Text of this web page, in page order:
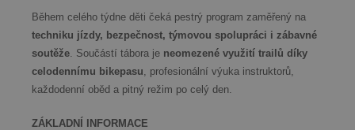
Během celého týdne děti čeká pestrý program zaměřený na
techniku jízdy, bezpečnost, týmovou spolupráci i zábavné
soutěže. Součástí tábora je neomezené využití trailů díky
celodennímu bikepasu, profesionální výuka instruktorů,
každodenní oběd a pitný režim po celý den.
ZÁKLADNÍ INFORMACE